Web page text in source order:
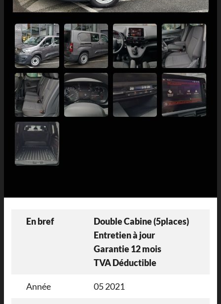
En bref
Double Cabine (5places)
Entretien à jour
Garantie 12 mois
TVA Déductible
Année 05 2021